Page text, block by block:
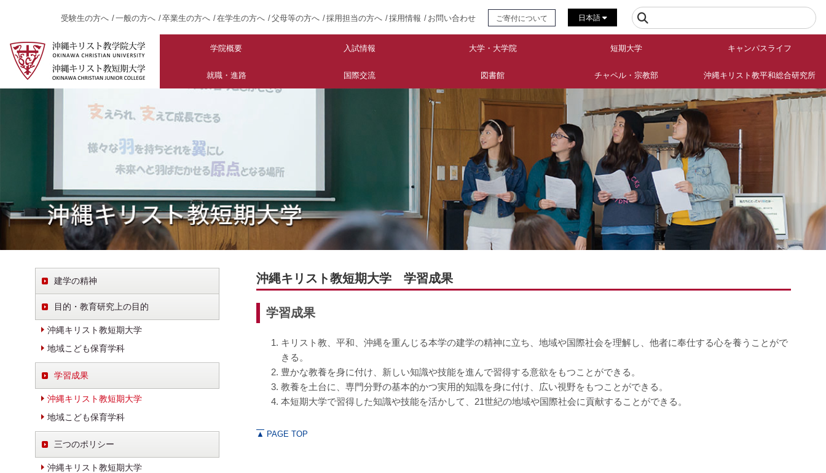
受験生の方へ 一般の方へ 卒業生の方へ 在学生の方へ 父母等の方へ 採用担当の方へ 採用情報 お問い合わせ ご寄付について 日本語
学院概要 入試情報 大学・大学院 短期大学 キャンパスライフ
就職・進路 国際交流 図書館 チャペル・宗教部 沖縄キリスト教平和総合研究所
沖縄キリスト教短期大学 学習成果
学習成果
キリスト教、平和、沖縄を重んじる本学の建学の精神に立ち、地域や国際社会を理解し、他者に奉仕する心を養うことがで
きる。
豊かな教養を身に付け、新しい知識や技能を進んで習得する意欲をもつことができる。
教養を土台に、専門分野の基本的かつ実用的知識を身に付け、広い視野をもつことができる。
本短期大学で習得した知識や技能を活かして、21世紀の地域や国際社会に貢献することができる。
▲ PAGE TOP
建学の精神
目的・教育研究上の目的
沖縄キリスト教短期大学
地域こども保育学科
学習成果
沖縄キリスト教短期大学
地域こども保育学科
三つのポリシー
沖縄キリスト教短期大学